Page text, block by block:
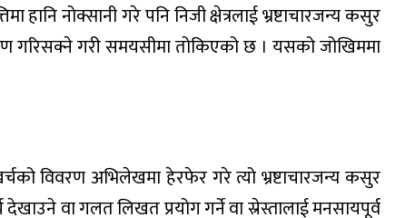
हानि नोक्सानी गरे पनि निजी क्षेत्रलाई भ्रष्टाचारजन्य कसुर
गरिसक्ने गरी समयसीमा तोकिएको छ । यसको जोखिममा
विवरण अभिलेखमा हेरफेर गरे त्यो भ्रष्टाचारजन्य कसुर
वा गलत लिखत प्रयोग गर्ने वा स्रेस्तालाई मनसायपूर्व